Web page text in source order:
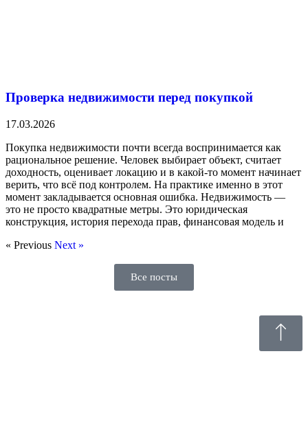
Проверка недвижимости перед покупкой
17.03.2026
Покупка недвижимости почти всегда воспринимается как
рациональное решение. Человек выбирает объект, считает
доходность, оценивает локацию и в какой-то момент начинает
верить, что всё под контролем. На практике именно в этот
момент закладывается основная ошибка. Недвижимость —
это не просто квадратные метры. Это юридическая
конструкция, история перехода прав, финансовая модель и
« Previous Next »
Все посты